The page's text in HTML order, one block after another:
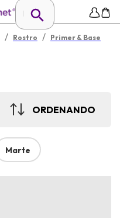
/ Rostro / Primer & Base
ORDENANDO
Marte